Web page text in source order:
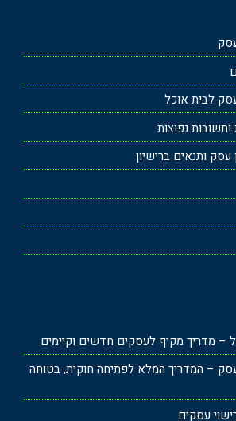
לבית אוכל
נפוצות
ותנאים ברישיון
– מדריך מקיף לעסקים חדשים וקיימים
– המדריך המלא לפתיחה חוקית, בטוחה
עסקים